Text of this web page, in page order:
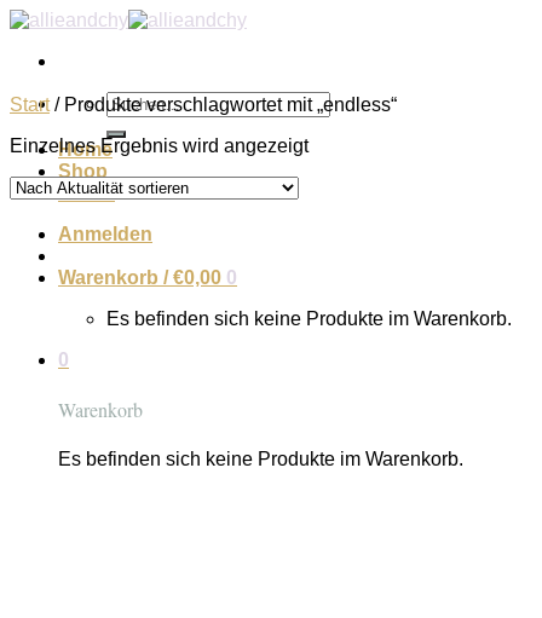
Zum
springen
Suchen
nach:
Home
Shop
About
Anmelden
Warenkorb /€0,00 0
Es befinden sich keine Produkte im Warenkorb.
0
Warenkorb
Es befinden sich keine Produkte im Warenkorb.
Start /Produkte verschlagwortet mit „endless“
Einzelnes Ergebnis wird angezeigt